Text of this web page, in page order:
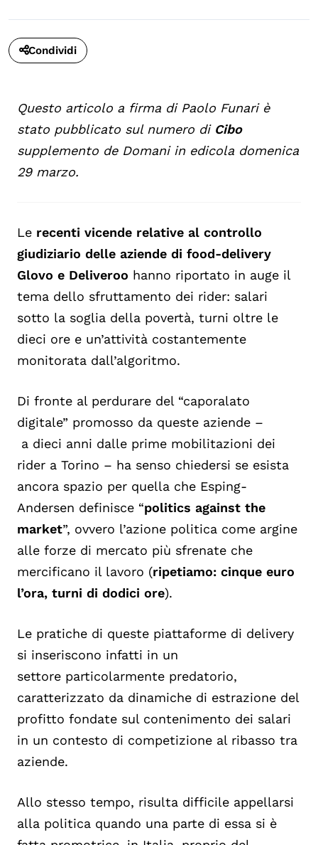
Condividi
Questo articolo a firma di Paolo Funari è
stato pubblicato sul numero di Cibo
supplemento de Domani in edicola domenica
29 marzo.
Le recenti vicende relative al controllo
giudiziario delle aziende di food-delivery
Glovo e Deliveroo hanno riportato in auge il
tema dello sfruttamento dei rider: salari
sotto la soglia della povertà, turni oltre le
dieci ore e un’attività costantemente
monitorata dall’algoritmo.
Di fronte al perdurare del “caporalato
digitale” promosso da queste aziende –
a dieci anni dalle prime mobilitazioni dei
rider a Torino – ha senso chiedersi se esista
ancora spazio per quella che Esping-
Andersen definisce “politics against the
market”, ovvero l’azione politica come argine
alle forze di mercato più sfrenate che
mercificano il lavoro (ripetiamo: cinque euro
l’ora, turni di dodici ore).
Le pratiche di queste piattaforme di delivery
si inseriscono infatti in un
settore particolarmente predatorio,
caratterizzato da dinamiche di estrazione del
profitto fondate sul contenimento dei salari
in un contesto di competizione al ribasso tra
aziende.
Allo stesso tempo, risulta difficile appellarsi
alla politica quando una parte di essa si è